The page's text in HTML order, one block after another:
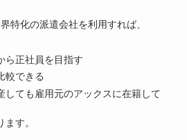
特化の派遣会社を利用すれば、
ら正社員を目指す
較できる
しても雇用元のアックスに在籍して
す。